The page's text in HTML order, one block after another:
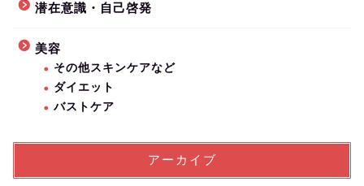
潜在意識・自己啓発
美容
その他スキンケアなど
ダイエット
バストケア
アーカイブ